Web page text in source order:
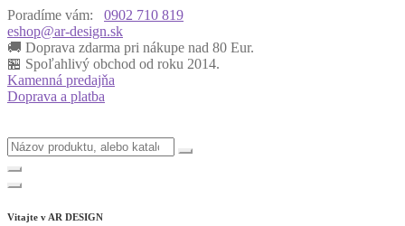
Poradíme vám:
0902 710 819
eshop@ar-design.sk
🚚 Doprava zdarma pri nákupe nad 80 Eur.
🏪 Spoľahlivý obchod od roku 2014.
Kamenná predajňa
Doprava a platba
Vitajte v AR DESIGN